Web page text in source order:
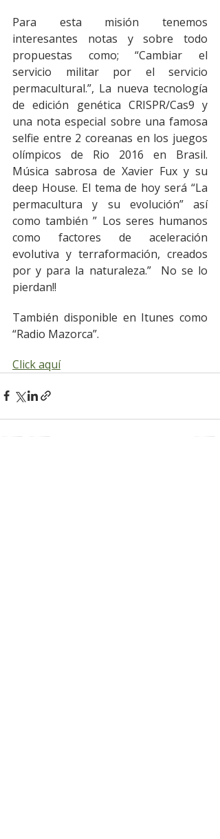
Para esta misión tenemos
interesantes notas y sobre todo
propuestas como; “Cambiar el
servicio militar por el servicio
permacultural.”, La nueva tecnología
de edición genética CRISPR/Cas9 y
una nota especial sobre una famosa
selfie entre 2 coreanas en los juegos
olímpicos de Rio 2016 en Brasil.
Música sabrosa de Xavier Fux y su
deep House. El tema de hoy será “La
permacultura y su evolución” así
como también ” Los seres humanos
como factores de aceleración
evolutiva y terraformación, creados
por y para la naturaleza.”  No se lo
pierdan!!
También disponible en Itunes como
“Radio Mazorca”.
Click aquí